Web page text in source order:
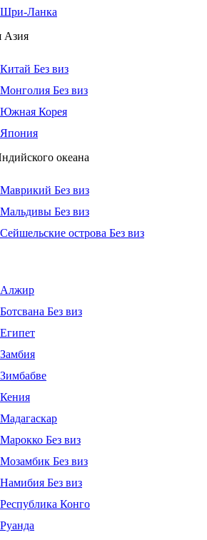
Шри-Ланка
Азия
Китай Без виз
Монголия Без виз
Южная Корея
Япония
океана
Маврикий Без виз
Мальдивы Без виз
Сейшельские острова Без виз
Алжир
Ботсвана Без виз
Египет
Замбия
Зимбабве
Кения
Мадагаскар
Марокко Без виз
Мозамбик Без виз
Намибия Без виз
Республика Конго
Руанда